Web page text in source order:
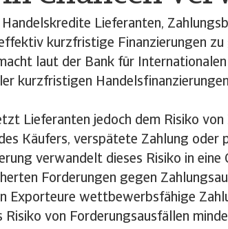
Lieferanten,
kurzfristige Finanzierungen zu
laut der Bank für
kurzfristigen
Lieferanten jedoch dem Risiko von
Käufers, verspätete Zahlung oder
verwandelt dieses Risiko in eine
Forderungen gegen
Exporteure wettbewerbsfähige
Risiko von Forderungsausfällen